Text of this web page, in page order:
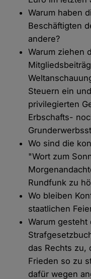
Warum haben
Beschäftigten
andere?
Warum ziehen
Steuern ein
privilegierten
Erbschafts-
Wo sind die
"Wort zum
Rundfunk zu
Wo bleiben
staatlichen
Warum gesteht
das Rechts zu,
Frieden so zu
dafür wegen